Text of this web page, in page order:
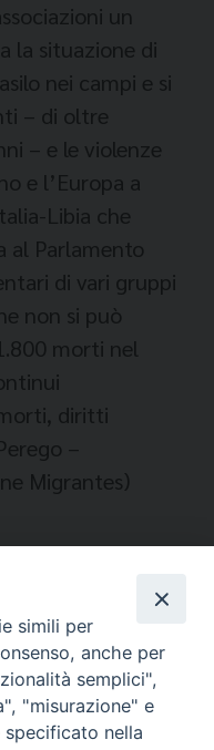
un
la situazione di
nei campi e si
– di oltre
– e le violenze
e l’Europa a
Libia che
al Parlamento
di vari gruppi
non si può
morti nel
diritti
–
Migrantes)
simili per
anche per
semplici",
"misurazione" e
nella